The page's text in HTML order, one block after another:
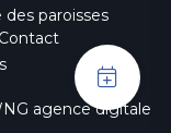
des paroisses
Contact
agence digitale